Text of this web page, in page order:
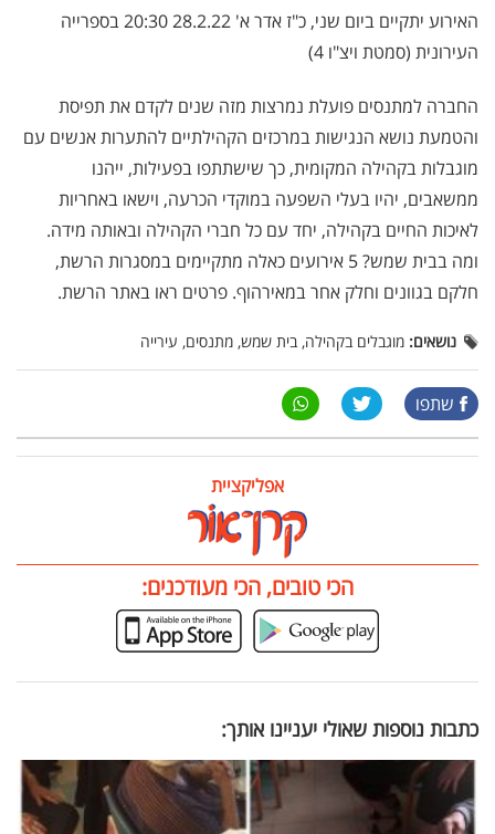
האירוע יתקיים ביום שני, כ"ז אדר א' 28.2.22 20:30 בספרייה
העירונית (סמטת ויצ"ו 4)
החברה למתנסים פועלת נמרצות מזה שנים לקדם את תפיסת
והטמעת נושא הנגישות במרכזים הקהילתיים להתערות אנשים עם
מוגבלות בקהילה המקומית, כך שישתתפו בפעילות, ייהנו
ממשאבים, יהיו בעלי השפעה במוקדי הכרעה, וישאו באחריות
לאיכות החיים בקהילה, יחד עם כל חברי הקהילה ובאותה מידה.
ומה בבית שמש? 5 אירועים כאלה מתקיימים במסגרות הרשת,
חלקם בגוונים וחלק אחר במאירהוף. פרטים ראו באתר הרשת.
נושאים: מוגבלים בקהילה, בית שמש, מתנסים, עירייה
שתפו
אפליקציית
הכי טובים, הכי מעודכנים:
כתבות נוספות שאולי יעניינו אותך: